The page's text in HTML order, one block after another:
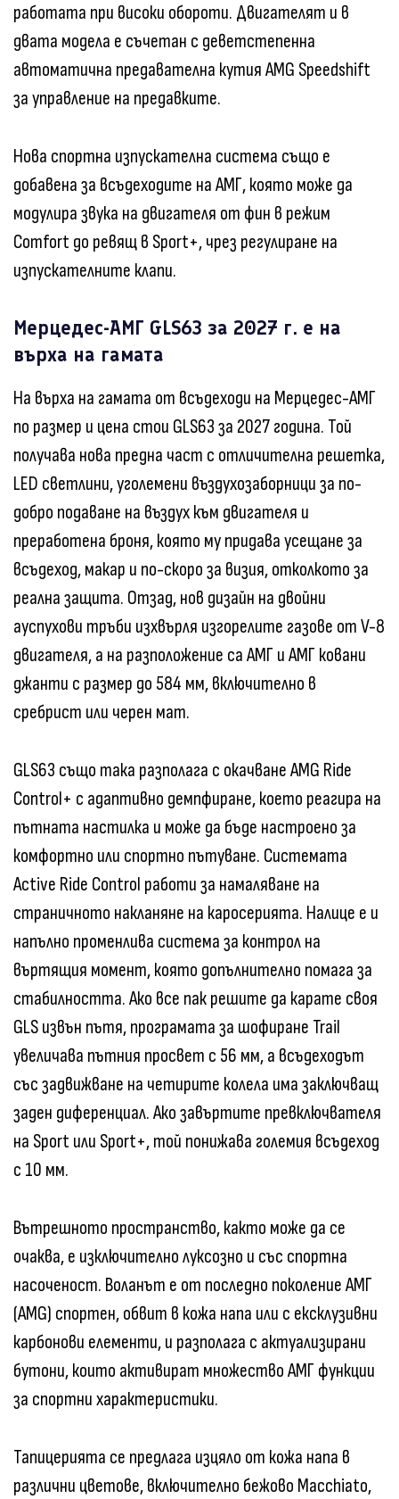
работата при високи обороти. Двигателят и в
двата модела е съчетан с деветстепенна
автоматична предавателна кутия AMG Speedshift
за управление на предавките.
Нова спортна изпускателна система също е
добавена за всъдеходите на АМГ, която може да
модулира звука на двигателя от фин в режим
Comfort до ревящ в Sport+, чрез регулиране на
изпускателните клапи.
Мерцедес-АМГ GLS63 за 2027 г. е на
върха на гамата
На върха на гамата от всъдеходи на Мерцедес-АМГ
по размер и цена стои GLS63 за 2027 година. Той
получава нова предна част с отличителна решетка,
LED светлини, уголемени въздухозаборници за по-
добро подаване на въздух към двигателя и
преработена броня, която му придава усещане за
всъдеход, макар и по-скоро за визия, отколкото за
реална защита. Отзад, нов дизайн на двойни
ауспухови тръби изхвърля изгорелите газове от V-8
двигателя, а на разположение са АМГ и АМГ ковани
джанти с размер до 584 мм, включително в
сребрист или черен мат.
GLS63 също така разполага с окачване AMG Ride
Control+ с адаптивно демпфиране, което реагира на
пътната настилка и може да бъде настроено за
комфортно или спортно пътуване. Системата
Active Ride Control работи за намаляване на
страничното накланяне на каросерията. Налице е и
напълно променлива система за контрол на
въртящия момент, която допълнително помага за
стабилността. Ако все пак решите да карате своя
GLS извън пътя, програмата за шофиране Trail
увеличава пътния просвет с 56 мм, а всъдеходът
със задвижване на четирите колела има заключващ
заден диференциал. Ако завъртите превключвателя
на Sport или Sport+, той понижава големия всъдеход
с 10 мм.
Вътрешното пространство, както може да се
очаква, е изключително луксозно и със спортна
насоченост. Воланът е от последно поколение АМГ
(AMG) спортен, обвит в кожа напа или с ексклузивни
карбонови елементи, и разполага с актуализирани
бутони, които активират множество АМГ функции
за спортни характеристики.
Тапицерията се предлага изцяло от кожа напа в
различни цветове, включително бежово Macchiato,